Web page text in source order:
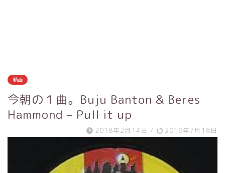
動画
今朝の１曲。Buju Banton & Beres
Hammond – Pull it up
2018年2月14日 / 2019年7月16日